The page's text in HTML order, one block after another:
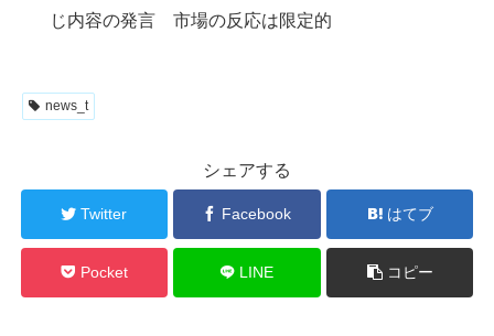
じ内容の発言 市場の反応は限定的
news_t
シェアする
Twitter Facebook はてブ
Pocket LINE コピー